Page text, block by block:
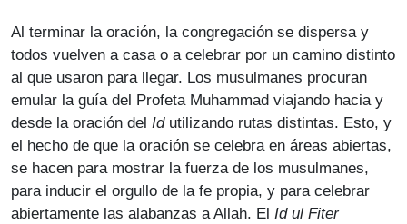
Al terminar la oración, la congregación se dispersa y
todos vuelven a casa o a celebrar por un camino distinto
al que usaron para llegar. Los musulmanes procuran
emular la guía del Profeta Muhammad viajando hacia y
desde la oración del Idutilizando rutas distintas. Esto, y
el hecho de que la oración se celebra en áreas abiertas,
se hacen para mostrar la fuerza de los musulmanes,
para inducir el orgullo de la fe propia, y para celebrar
abiertamente las alabanzas a Allah. El Id ul Fiter